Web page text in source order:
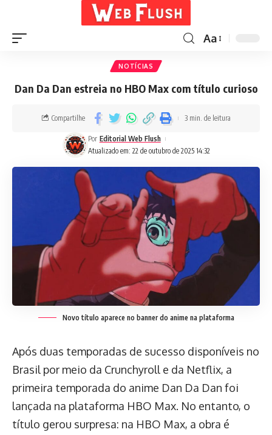
Aa
NOTÍCIAS
Dan Da Dan estreia no HBO Max com título curioso
Atualizado em: 22 de outubro de 2025 14:32
Por Editorial Web Flush
Compartilhe 3 min. de leitura
Novo título aparece no banner do anime na plataforma
Após duas temporadas de sucesso disponíveis no
Brasil por meio da Crunchyroll e da Netflix, a
primeira temporada do anime Dan Da Dan foi
lançada na plataforma HBO Max. No entanto, o
título gerou surpresa: na HBO Max, a obra é